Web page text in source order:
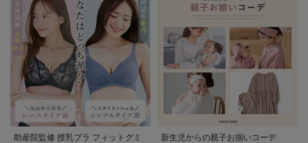
助産院監修 授乳ブラ フィットグミ
新生児からの親子お揃いコーデ